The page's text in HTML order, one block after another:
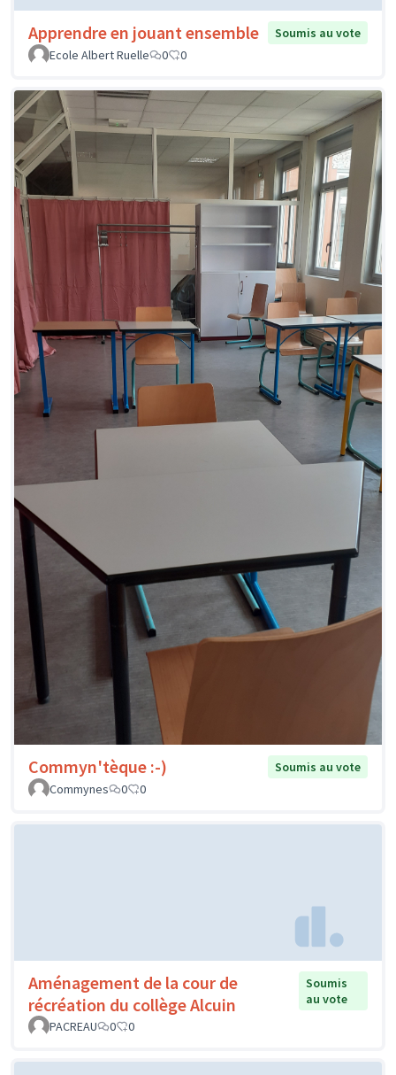
Apprendre en jouant ensemble
Soumis au vote
Ecole Albert Ruelle
0 0
Commyn'tèque :-)
Soumis au vote
Commynes
0 0
Aménagement de la cour de
récréation du collège Alcuin
Soumis
au vote
PACREAU
0 0